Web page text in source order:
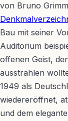
von Bruno
Bau mit seiner
Auditorium
offenen Geist,
ausstrahlen
1949 als
wiedereröffnet,
und dem